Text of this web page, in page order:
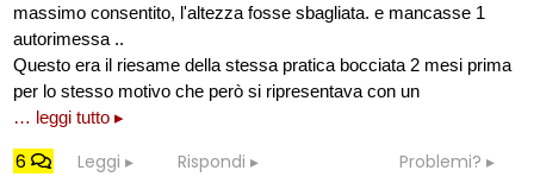
massimo consentito, l'altezza fosse sbagliata. e mancasse 1
autorimessa ..
Questo era il riesame della stessa pratica bocciata 2 mesi prima
per lo stesso motivo che però si ripresentava con un
… leggi tutto ▸
6 Leggi Rispondi Problemi?